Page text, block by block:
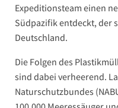
Expeditionsteam einen
Südpazifik entdeckt, der
Deutschland.
Die Folgen des
sind dabei verheerend.
Naturschutzbundes